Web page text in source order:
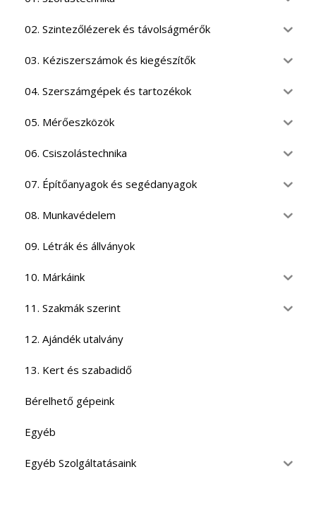
02. Szintezőlézerek és távolságmérők
03. Kéziszerszámok és kiegészítők
04. Szerszámgépek és tartozékok
05. Mérőeszközök
06. Csiszolástechnika
07. Építőanyagok és segédanyagok
08. Munkavédelem
09. Létrák és állványok
10. Márkáink
11. Szakmák szerint
12. Ajándék utalvány
13. Kert és szabadidő
Bérelhető gépeink
Egyéb
Egyéb Szolgáltatásaink